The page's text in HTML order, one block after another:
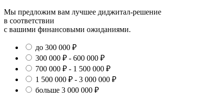
Мы предложим вам лучшее диджитал-решение
в соответствии
с вашими финансовыми ожиданиями.
до 300 000 ₽
300 000 ₽ - 600 000 ₽
700 000 ₽ - 1 500 000 ₽
1 500 000 ₽ - 3 000 000 ₽
больше 3 000 000 ₽